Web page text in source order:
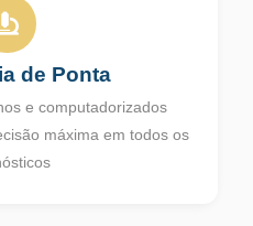
de Ponta
e computadorizados
máxima em todos os